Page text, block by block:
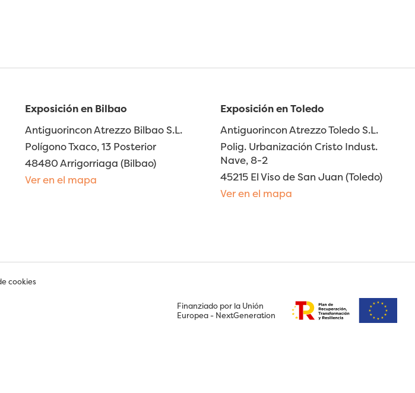
Exposición en Bilbao
Antiguorincon Atrezzo Bilbao S.L.
Polígono Txaco, 13 Posterior
48480 Arrigorriaga (Bilbao)
Ver en el mapa
Exposición en Toledo
Antiguorincon Atrezzo Toledo S.L.
Polig. Urbanización Cristo Indust.
Nave, 8-2
45215 El Viso de San Juan (Toledo)
Ver en el mapa
cookies
Finanziado por la Unión
Europea - NextGeneration